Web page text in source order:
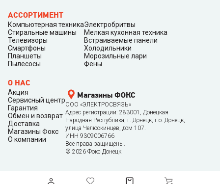
АССОРТИМЕНТ
Компьютерная техника
Стиральные машины
Телевизоры
Смартфоны
Планшеты
Пылесосы
Электробритвы
Мелкая кухонная техника
Встраиваемые панели
Холодильники
Морозильные лари
Фены
О НАС
Акция
Сервисный центр
Гарантия
Обмен и возврат
Доставка
Магазины Фокс
О компании
Магазины ФОКС
ООО «ЭЛЕКТРОСВЯЗЬ»
Адрес регистрации: 283001, Донецкая
Народная Республика, г. Донецк, г.о. Донецк,
улица Челюскинцев, дом 107.
ИНН 9309006766
Все права защищены.
© 2026 Фокс Донецк